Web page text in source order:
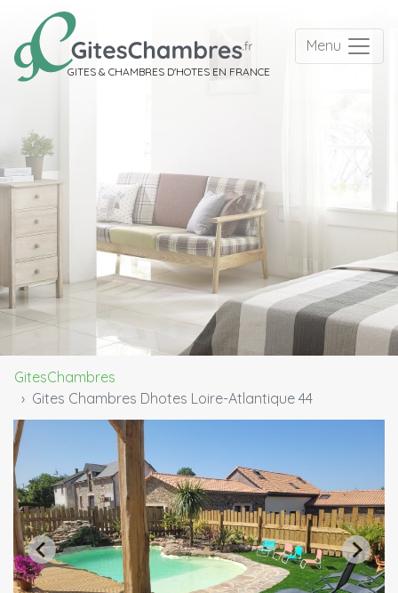
GITES & CHAMBRES D'HOTES EN FRANCE
Menu
GitesChambres
Gites Chambres Dhotes Loire-Atlantique 44